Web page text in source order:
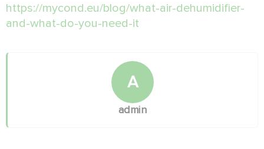
https://mycond.eu/blog/what-air-dehumidifier-
and-what-do-you-need-it
A
admin